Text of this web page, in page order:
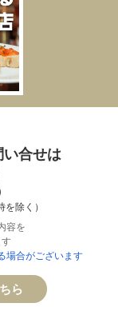
い合せは
除く）
容を
場合がございます
ら